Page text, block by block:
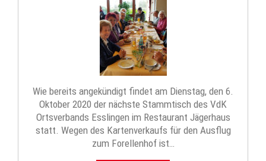
Wie bereits angekündigt findet am Dienstag, den 6.
Oktober 2020 der nächste Stammtisch des VdK
Ortsverbands Esslingen im Restaurant Jägerhaus
statt. Wegen des Kartenverkaufs für den Ausflug
zum Forellenhof ist…